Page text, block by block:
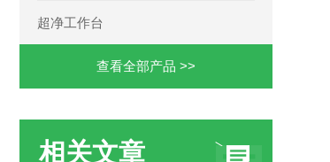
超净工作台
查看全部产品 >>
相关文章